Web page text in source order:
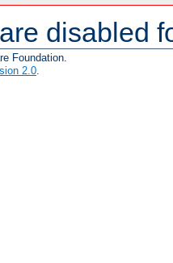
disabled
Foundation.
2.0